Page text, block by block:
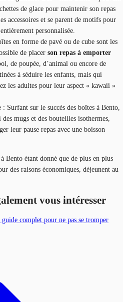
de glace pour maintenir son repas
accessoires et se parent de motifs pour
personnalisée.
en forme de pavé ou de cube sont les
de placer son repas à emporter
de poupée, d’animal ou encore de
à séduire les enfants, mais qui
les adultes pour leur aspect « kawaii »
Surfant sur le succès des boîtes à Bento,
mugs et des bouteilles isothermes,
leur pause repas avec une boisson
Bento étant donné que de plus en plus
des raisons économiques, déjeunent au
vous intéresser
complet pour ne pas se tromper